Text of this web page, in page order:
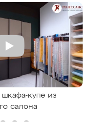
купе из
салона